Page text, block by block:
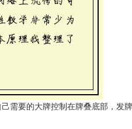
需要的大牌控制在牌叠底部，发